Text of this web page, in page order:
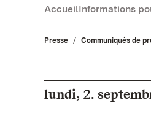
AccueilInformations
Presse Communiqués de
lundi, 2.